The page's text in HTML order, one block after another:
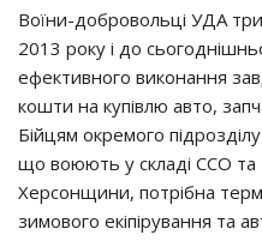
Воїни-добровольці УДА
2013 року і до
ефективного виконання
кошти на купівлю авто,
Бійцям окремого
що воюють у складі ССО та
Херсонщини, потрібна
зимового екіпірування та